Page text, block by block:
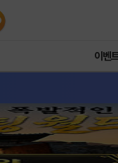
이벤